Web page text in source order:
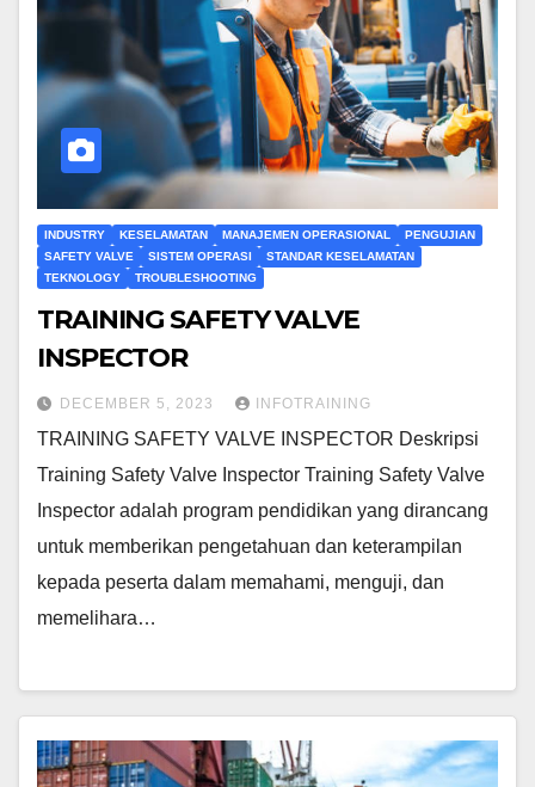
INDUSTRY KESELAMATAN MANAJEMEN OPERASIONAL
PENGUJIAN
SAFETY VALVE
SISTEM OPERASI
STANDAR KESELAMATAN
TEKNOLOGY
TROUBLESHOOTING
TRAINING SAFETY VALVE
INSPECTOR
DECEMBER 5, 2023 INFOTRAINING
TRAINING SAFETY VALVE INSPECTOR Deskripsi
Training Safety Valve Inspector Training Safety Valve
Inspector adalah program pendidikan yang dirancang
untuk memberikan pengetahuan dan keterampilan
kepada peserta dalam memahami, menguji, dan
memelihara…